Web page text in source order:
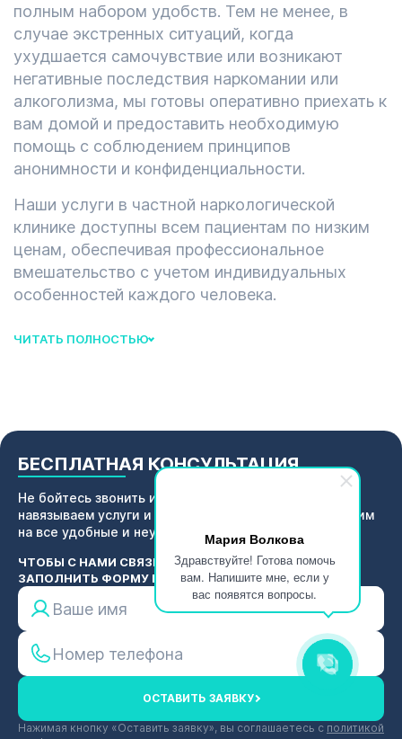
Мария Волкова
Здравствуйте! Готова помочь
вам. Напишите мне, если у
вас появятся вопросы.
полным набором удобств. Тем не менее, в
случае экстренных ситуаций, когда
ухудшается самочувствие или возникают
негативные последствия наркомании или
алкоголизма, мы готовы оперативно приехать к
вам домой и предоставить необходимую
помощь с соблюдением принципов
анонимности и конфиденциальности.
Наши услуги в частной наркологической
клинике доступны всем пациентам по низким
ценам, обеспечивая профессиональное
вмешательство с учетом индивидуальных
особенностей каждого человека.
ЧИТАТЬ ПОЛНОСТЬЮ
БЕСПЛАТНАЯ КОНСУЛЬТАЦИЯ
Не бойтесь звонить и задавать вопросы. Мы не
навязываем услуги и не надоедаем звонками. Ответим
на все удобные и неудобные вопросы о лечении.
ЧТОБЫ С НАМИ СВЯЗЫВАТЬСЯ, НУЖНО ПРОСТО
ЗАПОЛНИТЬ ФОРМУ РЯДОМ. ПЕРЕЗВОНИМ СРАЗУ.
ОСТАВИТЬ ЗАЯВКУ
Нажимая кнопку «Оставить заявку», вы соглашаетесь с политикой